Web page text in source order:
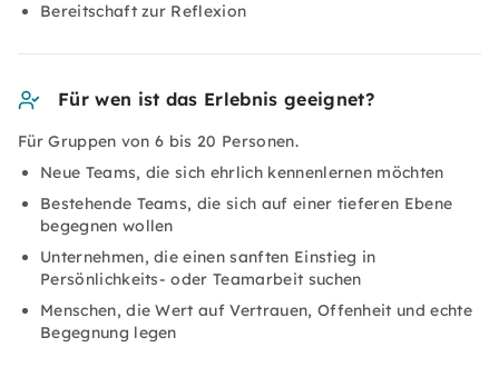
Bereitschaft zur Reflexion
Für wen ist das Erlebnis geeignet?
Für Gruppen von 6 bis 20 Personen.
Neue Teams, die sich ehrlich kennenlernen möchten
Bestehende Teams, die sich auf einer tieferen Ebene
begegnen wollen
Unternehmen, die einen sanften Einstieg in
Persönlichkeits- oder Teamarbeit suchen
Menschen, die Wert auf Vertrauen, Offenheit und echte
Begegnung legen